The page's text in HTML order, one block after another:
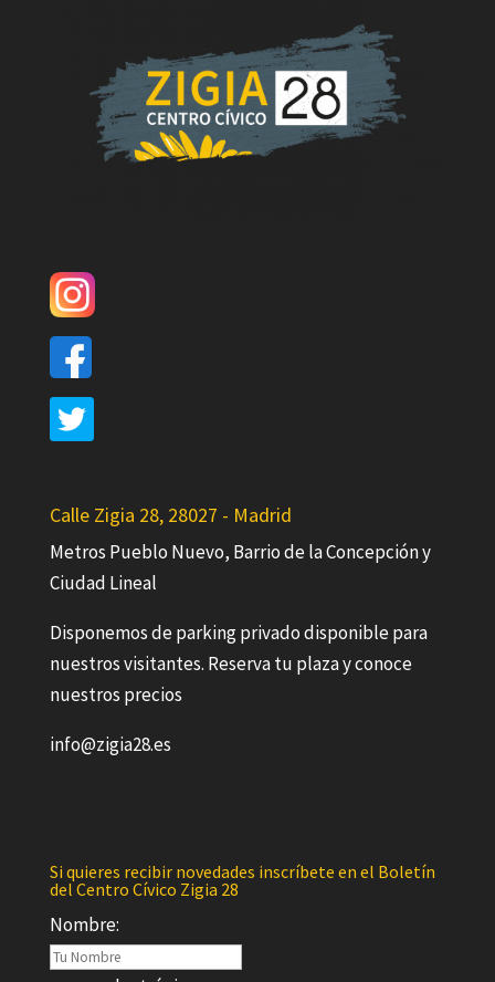
Calle Zigia 28, 28027 - Madrid
Metros Pueblo Nuevo, Barrio de la Concepción y
Ciudad Lineal
Disponemos de parking privado disponible para
nuestros visitantes. Reserva tu plaza y conoce
nuestros precios
info@zigia28.es
Si quieres recibir novedades inscríbete en el Boletín
del Centro Cívico Zigia 28
Nombre: